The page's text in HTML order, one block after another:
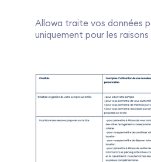
Allowa traite vos données
uniquement pour les raisons